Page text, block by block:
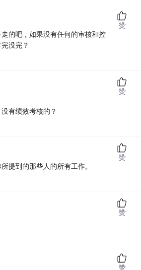
的吧，如果没有任何的审核和控
没完？
赞
有绩效考核的？
赞
提到的那些人的所有工作。
赞
赞
赞